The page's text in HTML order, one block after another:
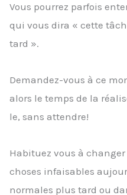
Vous pourrez parfois
qui vous dira « cette
tard ».
Demandez-vous à ce
alors le temps de la
le, sans attendre!
Habituez vous à
choses infaisables
normales plus tard ou